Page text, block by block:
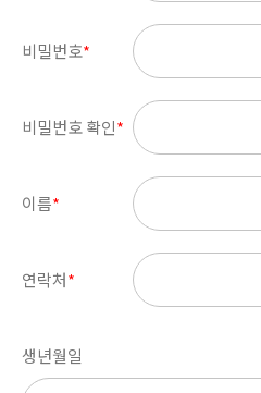
비밀번호*
비밀번호 확인*
이름*
연락처*
생년월일